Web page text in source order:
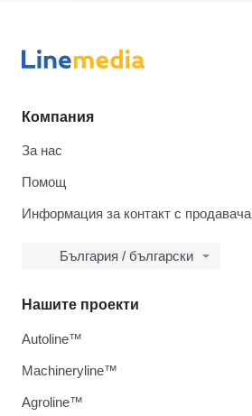
Компания
За нас
Помощ
Информация за контакт с продавача
България / български
Нашите проекти
Autoline™
Machineryline™
Agroline™